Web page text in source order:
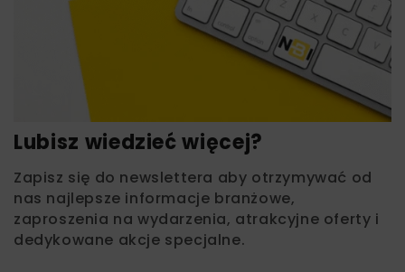
Lubisz wiedzieć więcej?
Zapisz się do newslettera aby otrzymywać od
nas najlepsze informacje branżowe,
zaproszenia na wydarzenia, atrakcyjne oferty i
dedykowane akcje specjalne.